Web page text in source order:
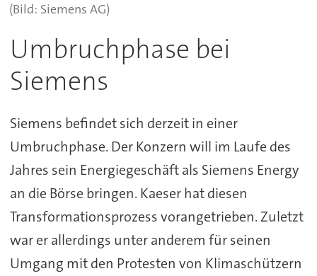
(Bild: Siemens AG)
Umbruchphase bei
Siemens
Siemens befindet sich derzeit in einer
Umbruchphase. Der Konzern will im Laufe des
Jahres sein Energiegeschäft als Siemens Energy
an die Börse bringen. Kaeser hat diesen
Transformationsprozess vorangetrieben. Zuletzt
war er allerdings unter anderem für seinen
Umgang mit den Protesten von Klimaschützern